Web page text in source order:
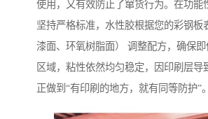
使用，又有效防止了窜货行为。在功能
坚持严格标准，水性胶根据您的彩钢板
漆面、环氧树脂面） 调整配方，确保
区域，粘性依然均匀稳定，因印刷层导
正做到“有印刷的地方，就有同等防护”。